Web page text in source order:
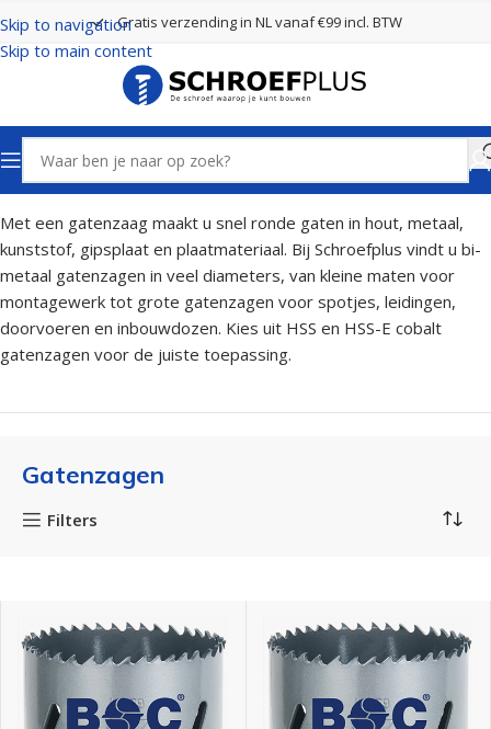
Skip to navigation
Skip to main content
Gratis verzending in NL vanaf €99 incl. BTW
Home Boren Gatenzagen
Met een gatenzaag maakt u snel ronde gaten in hout, metaal,
kunststof, gipsplaat en plaatmateriaal. Bij Schroefplus vindt u bi-
metaal gatenzagen in veel diameters, van kleine maten voor
montagewerk tot grote gatenzagen voor spotjes, leidingen,
doorvoeren en inbouwdozen. Kies uit HSS en HSS-E cobalt
gatenzagen voor de juiste toepassing.
Gatenzagen
Filters